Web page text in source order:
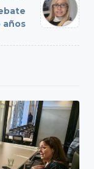
años